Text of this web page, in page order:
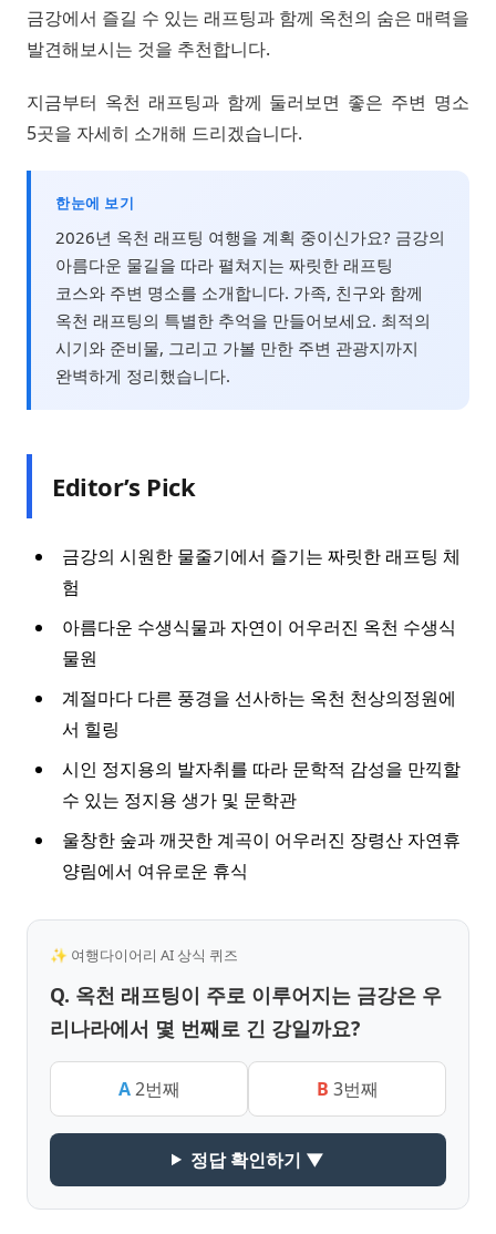
금강에서 즐길 수 있는 래프팅과 함께 옥천의 숨은 매력을
발견해보시는 것을 추천합니다.
지금부터 옥천 래프팅과 함께 둘러보면 좋은 주변 명소
5곳을 자세히 소개해 드리겠습니다.
한눈에 보기
2026년 옥천 래프팅 여행을 계획 중이신가요? 금강의
아름다운 물길을 따라 펼쳐지는 짜릿한 래프팅
코스와 주변 명소를 소개합니다. 가족, 친구와 함께
옥천 래프팅의 특별한 추억을 만들어보세요. 최적의
시기와 준비물, 그리고 가볼 만한 주변 관광지까지
완벽하게 정리했습니다.
Editor’s Pick
금강의 시원한 물줄기에서 즐기는 짜릿한 래프팅 체
험
아름다운 수생식물과 자연이 어우러진 옥천 수생식
물원
계절마다 다른 풍경을 선사하는 옥천 천상의정원에
서 힐링
시인 정지용의 발자취를 따라 문학적 감성을 만끽할
수 있는 정지용 생가 및 문학관
울창한 숲과 깨끗한 계곡이 어우러진 장령산 자연휴
양림에서 여유로운 휴식
✨ 여행다이어리 AI 상식 퀴즈
Q. 옥천 래프팅이 주로 이루어지는 금강은 우
리나라에서 몇 번째로 긴 강일까요?
A2번째 B 3번째
정답 확인하기 ▼